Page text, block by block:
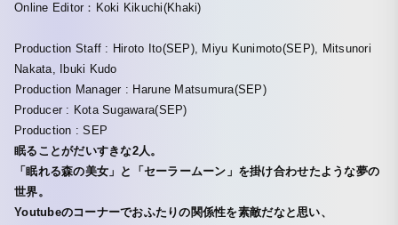
Online Editor：Koki Kikuchi(Khaki)
Production Staff : Hiroto Ito(SEP), Miyu Kunimoto(SEP), Mitsunori
Nakata, Ibuki Kudo
Production Manager : Harune Matsumura(SEP)
Producer : Kota Sugawara(SEP)
Production : SEP
眠ることがだいすきな2人。
「眠れる森の美女」と「セーラームーン」を掛け合わせたような夢の
世界。
Youtubeのコーナーでおふたりの関係性を素敵だなと思い、